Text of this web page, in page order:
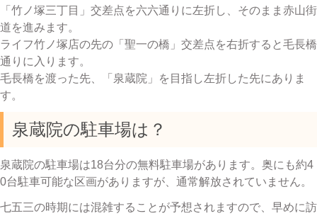
「竹ノ塚三丁目」交差点を六六通りに左折し、そのまま赤山街
道を進みます。
ライフ竹ノ塚店の先の「聖一の橋」交差点を右折すると毛長橋
通りに入ります。
毛長橋を渡った先、「泉蔵院」を目指し左折した先にありま
す。
泉蔵院の駐車場は？
泉蔵院の駐車場は18台分の無料駐車場があります。奥にも約4
0台駐車可能な区画がありますが、通常解放されていません。
七五三の時期には混雑することが予想されますので、早めに訪